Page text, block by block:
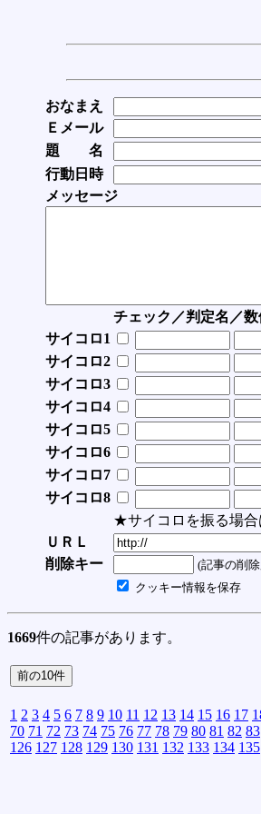
おなまえ
Ｅメール
題 名
行動日時
メッセージ
チェック／判定名／
サイコロ1
サイコロ2
サイコロ3
サイコロ4
サイコロ5
サイコロ6
サイコロ7
サイコロ8
★サイコロを振る場合
ＵＲＬ
削除キー
(記事の削
クッキー情報を保存
1669件の記事があります。
1 2 3 4 5 6 7 8 9 10 11 12 13 14 15 16 17
70 71 72 73 74 75 76 77 78 79 80 81 82 83
126 127 128 129 130 131 132 133 134 135